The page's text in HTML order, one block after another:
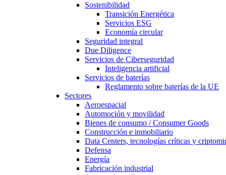
Sostenibilidad
Transición Energética
Servicios ESG
Economía circular
Seguridad integral
Due Diligence
Servicios de Ciberseguridad
Inteligencia artificial
Servicios de baterías
Reglamento sobre baterías de la UE
Sectores
Aeroespacial
Automoción y movilidad
Bienes de consumo / Consumer Goods
Construcción e inmobiliario
Data Centers, tecnologías críticas y
Defensa
Energía
Fabricación industrial